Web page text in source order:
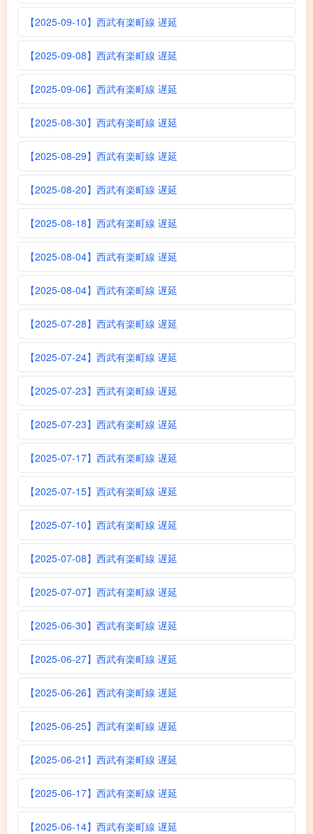
【2025-09-10】西武有楽町線 遅延
【2025-09-08】西武有楽町線 遅延
【2025-09-06】西武有楽町線 遅延
【2025-08-30】西武有楽町線 遅延
【2025-08-29】西武有楽町線 遅延
【2025-08-20】西武有楽町線 遅延
【2025-08-18】西武有楽町線 遅延
【2025-08-04】西武有楽町線 遅延
【2025-08-04】西武有楽町線 遅延
【2025-07-28】西武有楽町線 遅延
【2025-07-24】西武有楽町線 遅延
【2025-07-23】西武有楽町線 遅延
【2025-07-23】西武有楽町線 遅延
【2025-07-17】西武有楽町線 遅延
【2025-07-15】西武有楽町線 遅延
【2025-07-10】西武有楽町線 遅延
【2025-07-08】西武有楽町線 遅延
【2025-07-07】西武有楽町線 遅延
【2025-06-30】西武有楽町線 遅延
【2025-06-27】西武有楽町線 遅延
【2025-06-26】西武有楽町線 遅延
【2025-06-25】西武有楽町線 遅延
【2025-06-21】西武有楽町線 遅延
【2025-06-17】西武有楽町線 遅延
【2025-06-14】西武有楽町線 遅延